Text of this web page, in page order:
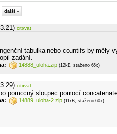
další »
citovat
tabulka nebo countifs by měly
zadání.
14888_uloha.zip (12kB, staženo 65x)
citovat
pomocný sloupec pomocí
14889_uloha-2.zip (11kB, staženo 60x)